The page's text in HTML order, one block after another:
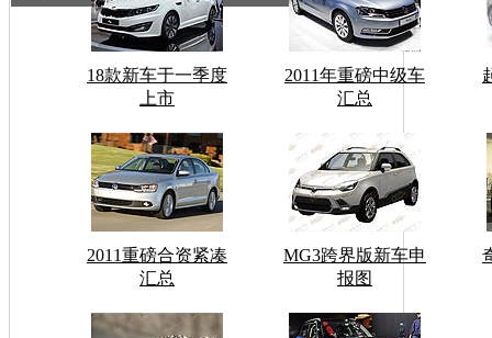
18款新车于一季度
上市
2011年重磅中级车
汇总
2011重磅合资紧凑
汇总
MG3跨界版新车申
报图